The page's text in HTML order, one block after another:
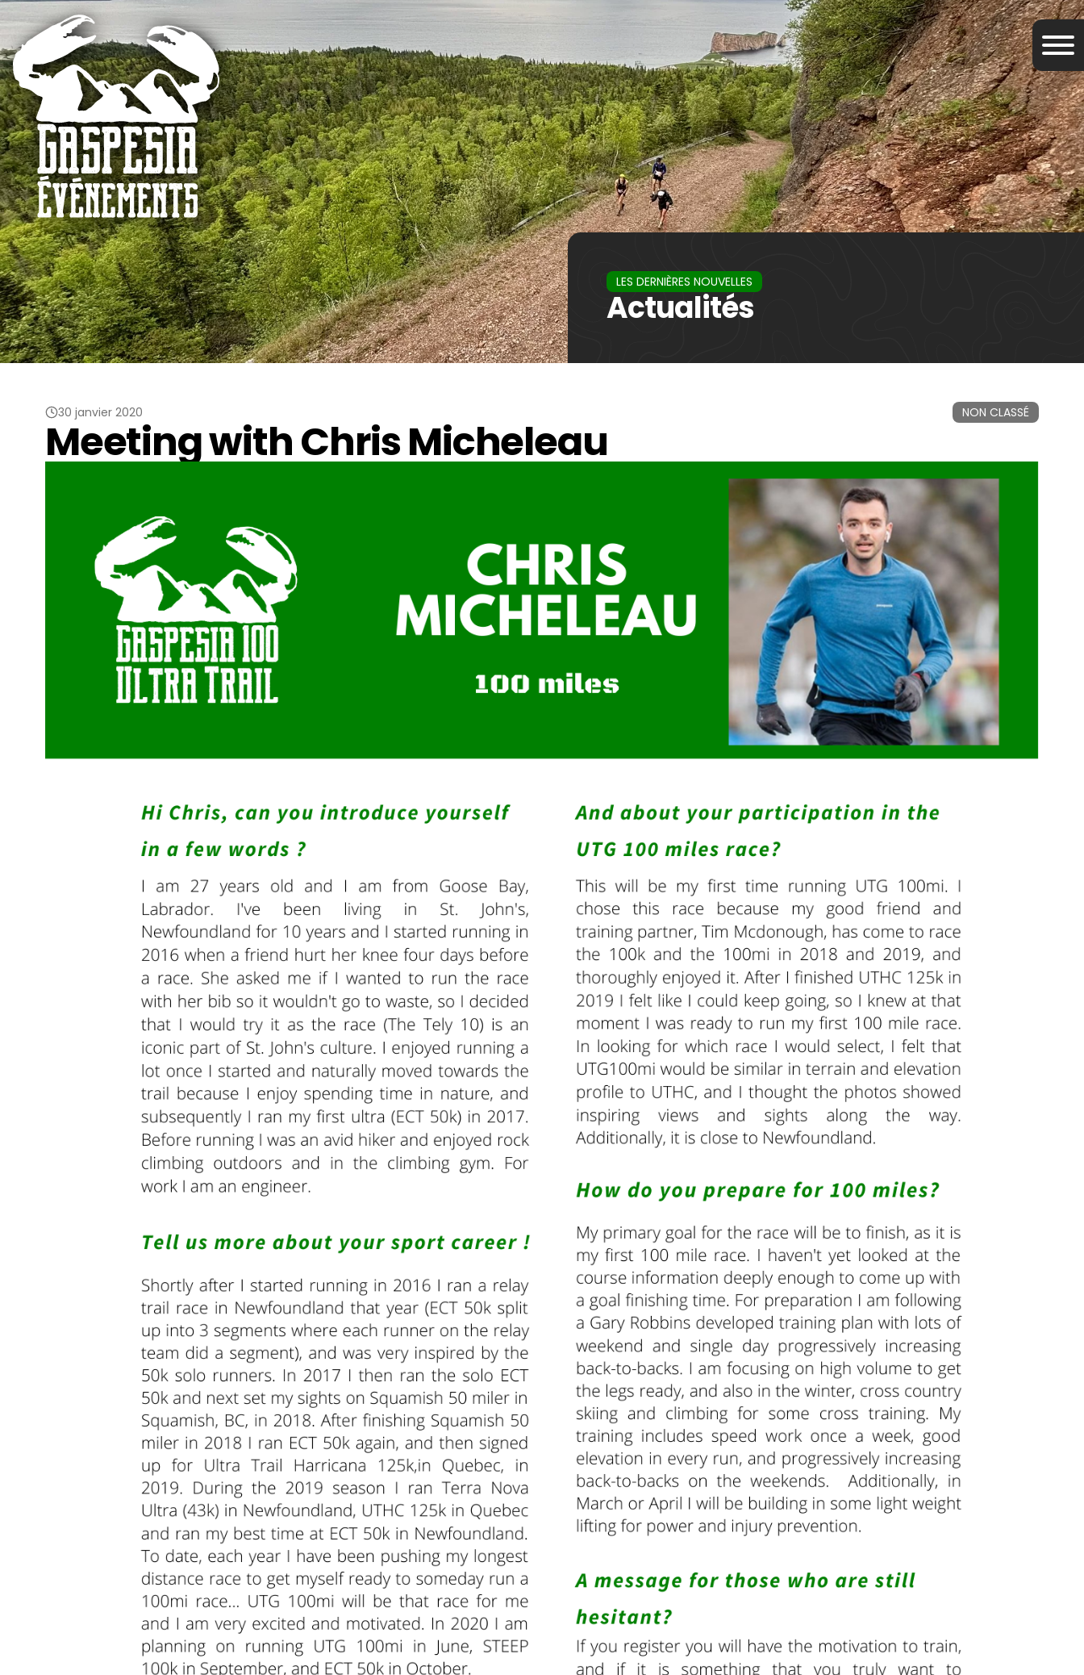
LES DERNIÈRES NOUVELLES
Actualités
30 janvier 2020 NON CLASSÉ
Meeting with Chris Micheleau